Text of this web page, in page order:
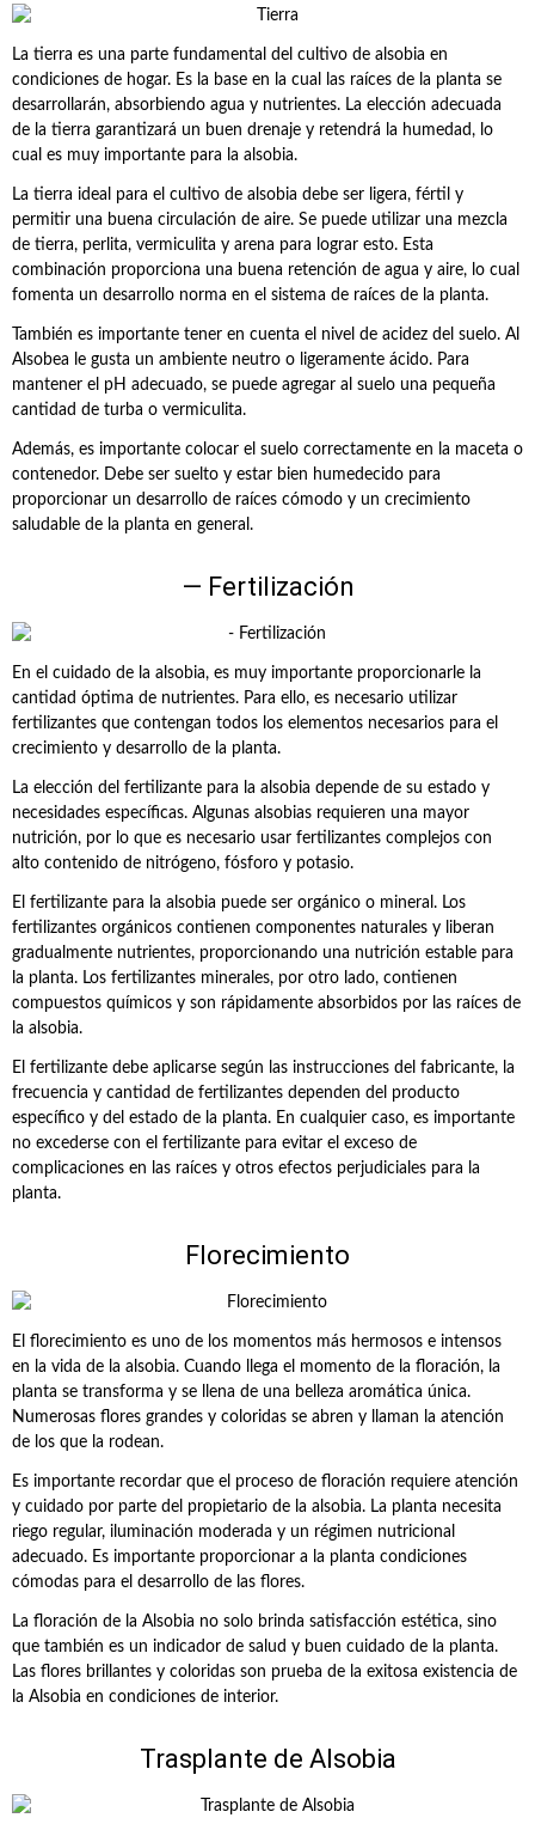
La tierra es una parte fundamental del cultivo de alsobia en
condiciones de hogar. Es la base en la cual las raíces de la planta se
desarrollarán, absorbiendo agua y nutrientes. La elección adecuada
de la tierra garantizará un buen drenaje y retendrá la humedad, lo
cual es muy importante para la alsobia.
La tierra ideal para el cultivo de alsobia debe ser ligera, fértil y
permitir una buena circulación de aire. Se puede utilizar una mezcla
de tierra, perlita, vermiculita y arena para lograr esto. Esta
combinación proporciona una buena retención de agua y aire, lo cual
fomenta un desarrollo norma en el sistema de raíces de la planta.
También es importante tener en cuenta el nivel de acidez del suelo. Al
Alsobea le gusta un ambiente neutro o ligeramente ácido. Para
mantener el pH adecuado, se puede agregar al suelo una pequeña
cantidad de turba o vermiculita.
Además, es importante colocar el suelo correctamente en la maceta o
contenedor. Debe ser suelto y estar bien humedecido para
proporcionar un desarrollo de raíces cómodo y un crecimiento
saludable de la planta en general.
— Fertilización
En el cuidado de la alsobia, es muy importante proporcionarle la
cantidad óptima de nutrientes. Para ello, es necesario utilizar
fertilizantes que contengan todos los elementos necesarios para el
crecimiento y desarrollo de la planta.
La elección del fertilizante para la alsobia depende de su estado y
necesidades específicas. Algunas alsobias requieren una mayor
nutrición, por lo que es necesario usar fertilizantes complejos con
alto contenido de nitrógeno, fósforo y potasio.
El fertilizante para la alsobia puede ser orgánico o mineral. Los
fertilizantes orgánicos contienen componentes naturales y liberan
gradualmente nutrientes, proporcionando una nutrición estable para
la planta. Los fertilizantes minerales, por otro lado, contienen
compuestos químicos y son rápidamente absorbidos por las raíces de
la alsobia.
El fertilizante debe aplicarse según las instrucciones del fabricante, la
frecuencia y cantidad de fertilizantes dependen del producto
específico y del estado de la planta. En cualquier caso, es importante
no excederse con el fertilizante para evitar el exceso de
complicaciones en las raíces y otros efectos perjudiciales para la
planta.
Florecimiento
El florecimiento es uno de los momentos más hermosos e intensos
en la vida de la alsobia. Cuando llega el momento de la floración, la
planta se transforma y se llena de una belleza aromática única.
Numerosas flores grandes y coloridas se abren y llaman la atención
de los que la rodean.
Es importante recordar que el proceso de floración requiere atención
y cuidado por parte del propietario de la alsobia. La planta necesita
riego regular, iluminación moderada y un régimen nutricional
adecuado. Es importante proporcionar a la planta condiciones
cómodas para el desarrollo de las flores.
La floración de la Alsobia no solo brinda satisfacción estética, sino
que también es un indicador de salud y buen cuidado de la planta.
Las flores brillantes y coloridas son prueba de la exitosa existencia de
la Alsobia en condiciones de interior.
Trasplante de Alsobia